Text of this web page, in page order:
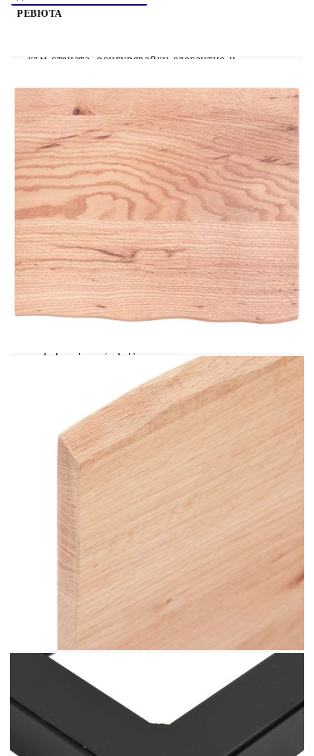
РЕВЮТА
към стената, осигурявайки елегантно и
комбиниран със стоманена конструкция и плот
от масивна дъбова дървесина, което го прави
здрав, стабилен и дълготраен.Спестяване на
място: Плаващият рафт за мивка има достатъчно
място за съхранение на кремове и дребни
предмети. Благодарение на правоъгълната
форма можете да закачите кърпи или други
неща на опората, за да спестите място.Лесен за
използване: Плотът се доставя без дупки, за да
позволи на мивката да се монтира отляво,
отдясно или в центъра, в зависимост от
изискванията на вашето помещение.
Благодарение на предварително пробитите
отвори в държача, той може лесно да се сглоби с
плота и да се монтира на стената.Широки
приложения: Благодарение на модерния си
дизайн, осигурява допълнително пространство
за различни видове бани. Добре е да се
знае:Винтовете не са включени, можете да
долу.Прикрепване към стена: 2 бр дюбели M8 на
скобаДървен плот: 2 бр M5x18 винта (T=2) или
2 бр M5x20 винта (T=2,5/4 см) на скобаКато
естествен продукт, дървото може да има възли и
несъвършенства, които ние запълваме с черни
пълнежи, за да осигурим гладък външен вид.
Плот:
Цвят: Светлокафяв
Материал: Масивно дъбово дърво с лаково
покритие
Размери: 60 x 50 x 2 см (Д x Ш x Деб)
Скоба за рафт:
Цвят: Черен
Материал: Стомана
Размери на конзолата за рафт: 20 x 45 см
Размери на тръбата: 3 x 3 см (Ш x Д)
Форма: Правоъгълна
Товароносимост: 100 кг
Разстояние между отворите за стенен
монтаж: 60 мм